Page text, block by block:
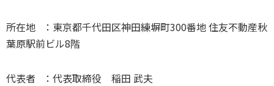
所在地 ：東京都千代田区神田練塀町300番地 住友不動産秋
葉原駅前ビル8階
代表者 ：代表取締役 稲田 武夫